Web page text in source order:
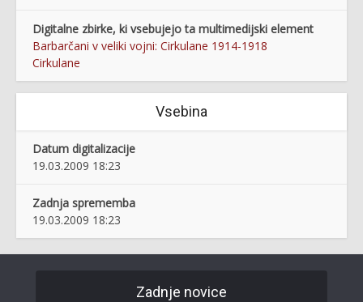
Digitalne zbirke, ki vsebujejo ta multimedijski element
Barbarčani v veliki vojni: Cirkulane 1914-1918
Cirkulane
Vsebina
Datum digitalizacije
19.03.2009 18:23
Zadnja sprememba
19.03.2009 18:23
Zadnje novice